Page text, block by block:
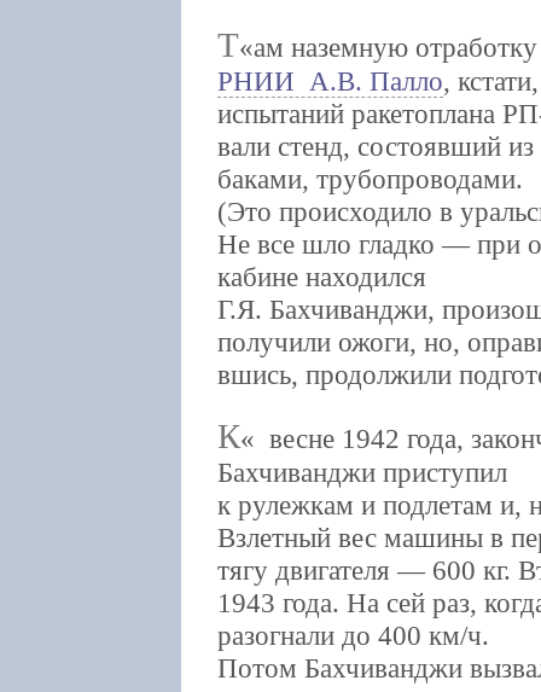
Т ам наземную
РНИИ А.В. Палло,
испытаний ракетоплана
вали стенд, состоявший
баками, трубопроводами.
(Это происходило в
Не все шло гладко — при
кабине находился
Г.Я. Бахчиванджи,
получили ожоги, но,
вшись, продолжили
К
весне 1942 года,
Бахчиванджи приступил
к рулежкам и подлетам и,
Взлетный вес машины в
тягу двигателя — 600 кг.
1943 года. На сей раз,
разогнали до 400 км/ч.
Потом Бахчиванджи